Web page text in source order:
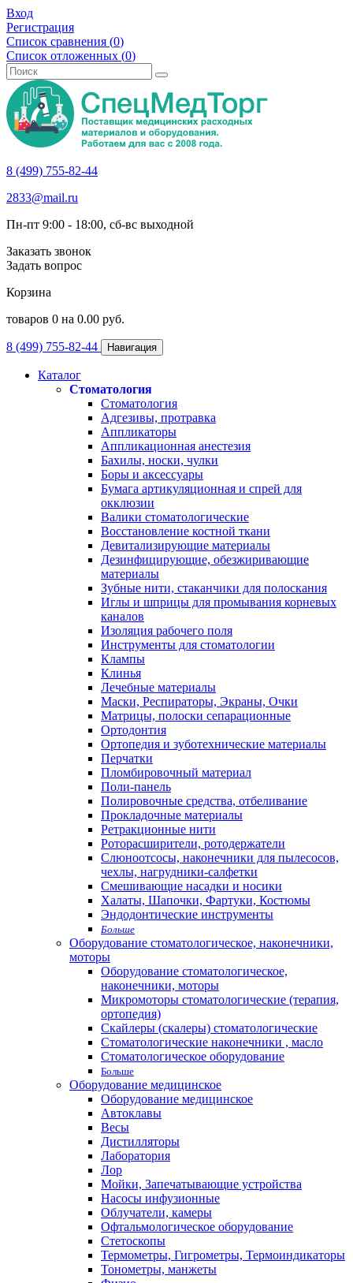
Вход
Регистрация
Список сравнения (0)
Список отложенных (0)
8 (499) 755-82-44
2833@mail.ru
Пн-пт 9:00 - 18:00, сб-вс выходной
Заказать звонок
Задать вопрос
Корзина
товаров 0 на 0.00 руб.
8 (499) 755-82-44 Навигация
Каталог
Стоматология
Стоматология
Адгезивы, протравка
Аппликаторы
Аппликационная анестезия
Бахилы, носки, чулки
Боры и аксессуары
Бумага артикуляционная и спрей для
окклюзии
Валики стоматологические
Восстановление костной ткани
Девитализирующие материалы
Дезинфицирующие, обезжиривающие
материалы
Зубные нити, стаканчики для полоскания
Иглы и шприцы для промывания корневых
каналов
Изоляция рабочего поля
Инструменты для стоматологии
Клампы
Клинья
Лечебные материалы
Маски, Респираторы, Экраны, Очки
Матрицы, полоски сепарационные
Ортодонтия
Ортопедия и зуботехнические материалы
Перчатки
Пломбировочный материал
Поли-панель
Полировочные средства, отбеливание
Прокладочные материалы
Ретракционные нити
Роторасширители, ротодержатели
Слюноотсосы, наконечники для пылесосов,
чехлы, нагрудники-салфетки
Смешивающие насадки и носики
Халаты, Шапочки, Фартуки, Костюмы
Эндодонтические инструменты
Больше
Оборудование стоматологическое, наконечники,
моторы
Оборудование стоматологическое,
наконечники, моторы
Микромоторы стоматологические (терапия,
ортопедия)
Скайлеры (скалеры) стоматологические
Стоматологические наконечники , масло
Стоматологическое оборудование
Больше
Оборудование медицинское
Оборудование медицинское
Автоклавы
Весы
Дистилляторы
Лаборатория
Лор
Мойки, Запечатывающие устройства
Насосы инфузионные
Облучатели, камеры
Офтальмологическое оборудование
Стетоскопы
Термометры, Гигрометры, Термоиндикаторы
Тонометры, манжеты